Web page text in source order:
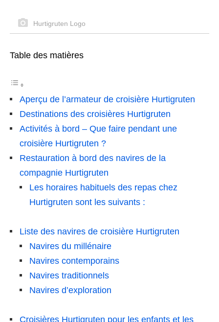
Hurtigruten Logo
Table des matières
Aperçu de l’armateur de croisière Hurtigruten
Destinations des croisières Hurtigruten
Activités à bord – Que faire pendant une
croisière Hurtigruten ?
Restauration à bord des navires de la
compagnie Hurtigruten
Les horaires habituels des repas chez
Hurtigruten sont les suivants :
Liste des navires de croisière Hurtigruten
Navires du millénaire
Navires contemporains
Navires traditionnels
Navires d’exploration
Croisières Hurtigruten pour les enfants et les